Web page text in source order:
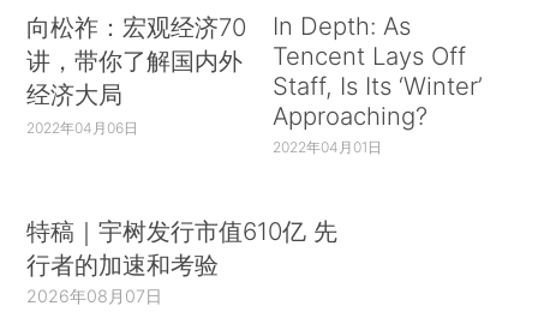
向松祚：宏观经济70
讲，带你了解国内外
经济大局
2022年04月06日
In Depth: As
Tencent Lays Off
Staff, Is Its ‘Winter’
Approaching?
2022年04月01日
特稿｜宇树发行市值610亿 先
行者的加速和考验
2026年08月07日